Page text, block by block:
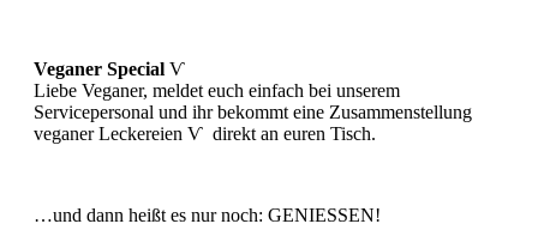
Veganer Special Ѵ
Liebe Veganer, meldet euch einfach bei unserem
Servicepersonal und ihr bekommt eine Zusammenstellung
veganer Leckereien Ѵ direkt an euren Tisch.
…und dann heißt es nur noch: GENIESSEN!